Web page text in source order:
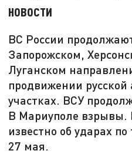
новости
ВС России
Запорожском,
Луганском
продвижении
участках. ВСУ
В Мариуполе взрывы.
известно об ударах
27 мая.